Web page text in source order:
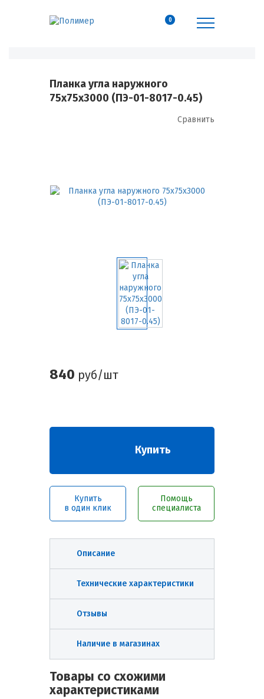
0
Планка угла наружного
75х75х3000 (ПЭ-01-8017-0.45)
Сравнить
840 руб/шт
Купить
Купить
в один клик
Помощь
специалиста
Описание
Технические характеристики
Отзывы
Наличие в магазинах
Товары со схожими
характеристиками